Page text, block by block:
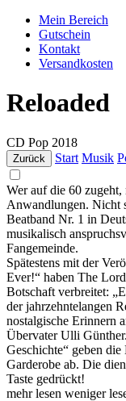
Mein Bereich
Gutschein
Kontakt
Versandkosten
Reloaded
CD Pop 2018
Zurück Start Musik
Wer auf die 60
Anwandlungen. Nicht
Beatband Nr. 1 in
musikalisch
Fangemeinde.
Spätestens mit der
Ever!“ haben The
Botschaft verbreitet:
der jahrzehntelangen
nostalgische Erinnern
Übervater Ulli
Geschichte“ geben
Garderobe ab. Die
Taste gedrückt!
mehr lesen weniger